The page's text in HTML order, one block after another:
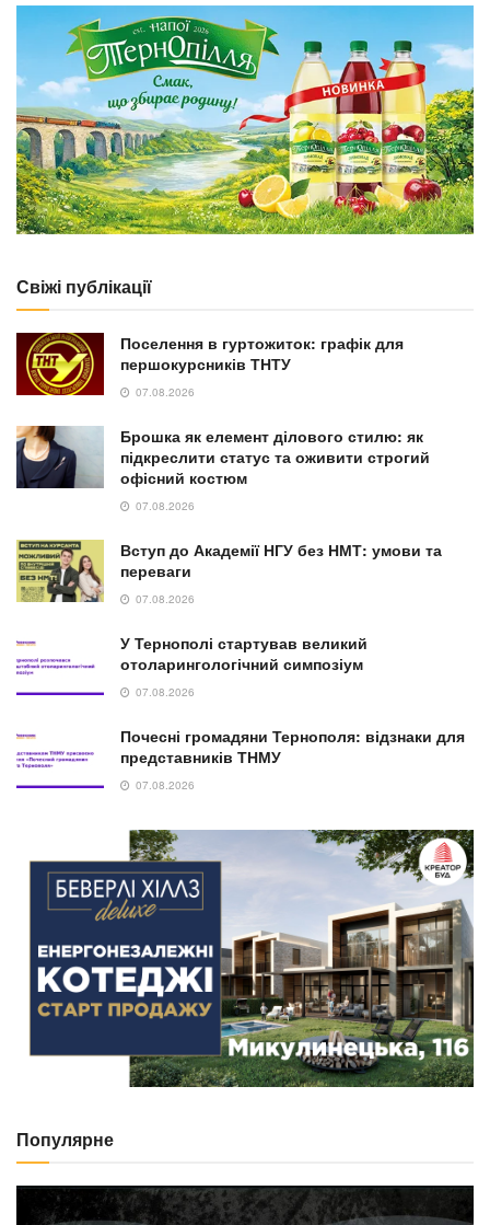
Свіжі публікації
Поселення в гуртожиток: графік для
першокурсників ТНТУ
07.08.2026
Брошка як елемент ділового стилю: як
підкреслити статус та оживити строгий
офісний костюм
07.08.2026
Вступ до Академії НГУ без НМТ: умови та
переваги
07.08.2026
У Тернополі стартував великий
отоларингологічний симпозіум
07.08.2026
Почесні громадяни Тернополя: відзнаки для
представників ТНМУ
07.08.2026
Популярне